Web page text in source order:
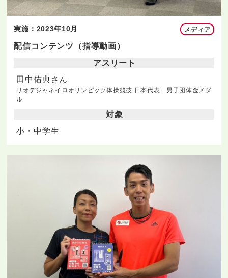
実施：2023年10月 メディア
配信コンテンツ（指導動画）
アスリート
田中佑典さん
リオデジャネイロオリンピック体操競技 日本代表 男子団体金メダ
ル
対象
小・中学生